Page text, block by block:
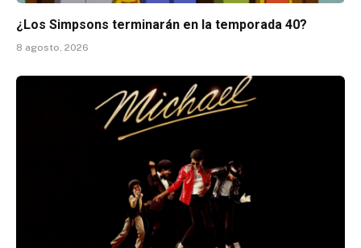
¿Los Simpsons terminarán en la temporada 40?
8 agosto, 2026